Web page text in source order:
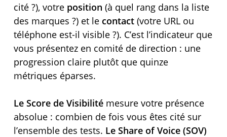
cité ?), votre position (à quel rang dans la liste
des marques ?) et le contact(votre URL ou
téléphone est-il visible ?). C’est l’indicateur que
vous présentez en comité de direction : une
progression claire plutôt que quinze
métriques éparses.
Le Score de Visibilitémesure votre présence
absolue : combien de fois vous êtes cité sur
l’ensemble des tests. Le Share of Voice (SOV)